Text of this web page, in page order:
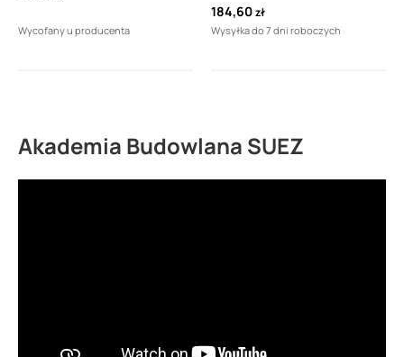
Wycofany u producenta
ceramicznych C2TE S1
(15kg)
184,60zł
Wysyłka do 7 dni roboczych
Akademia Budowlana SUEZ